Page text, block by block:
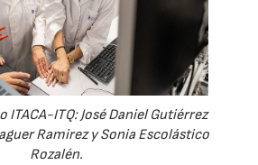
ITACA-ITQ: José Daniel Gutiérrez
Ramirez y Sonia Escolástico
Rozalén.